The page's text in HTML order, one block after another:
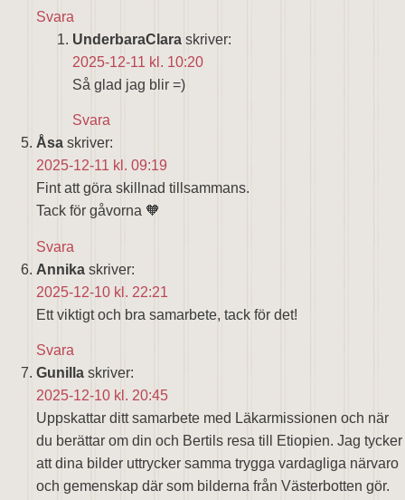
Svara
UnderbaraClara skriver:
2025-12-11 kl. 10:20
Så glad jag blir =)
Svara
Åsa skriver:
2025-12-11 kl. 09:19
Fint att göra skillnad tillsammans.
Tack för gåvorna 🧡
Svara
Annika skriver:
2025-12-10 kl. 22:21
Ett viktigt och bra samarbete, tack för det!
Svara
Gunilla skriver:
2025-12-10 kl. 20:45
Uppskattar ditt samarbete med Läkarmissionen och när
du berättar om din och Bertils resa till Etiopien. Jag tycker
att dina bilder uttrycker samma trygga vardagliga närvaro
och gemenskap där som bilderna från Västerbotten gör.